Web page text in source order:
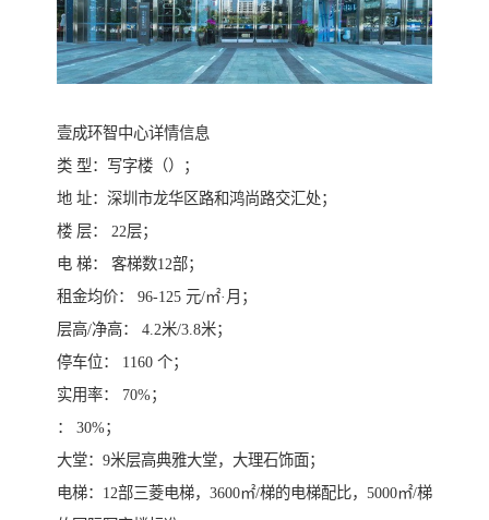
壹成环智中心详情信息
类 型：写字楼（）；
地 址：深圳市龙华区路和鸿尚路交汇处；
楼 层： 22层；
电 梯： 客梯数12部；
租金均价： 96-125 元/㎡·月；
层高/净高： 4.2米/3.8米；
停车位： 1160 个；
实用率： 70%；
： 30%；
大堂：9米层高典雅大堂，大理石饰面；
电梯：12部三菱电梯，3600㎡/梯的电梯配比，5000㎡/梯